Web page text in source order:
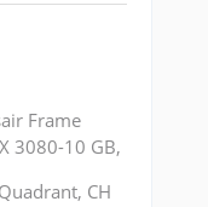
Frame
3080-10 GB,
CH